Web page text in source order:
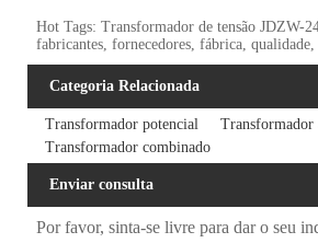
Hot Tags: Transformador de tensão JDZW-
fabricantes, fornecedores, fábrica, qualidade,
Categoria Relacionada
Transformador potencial
Transformador
Transformador combinado
Enviar consulta
Por favor, sinta-se livre para dar o seu